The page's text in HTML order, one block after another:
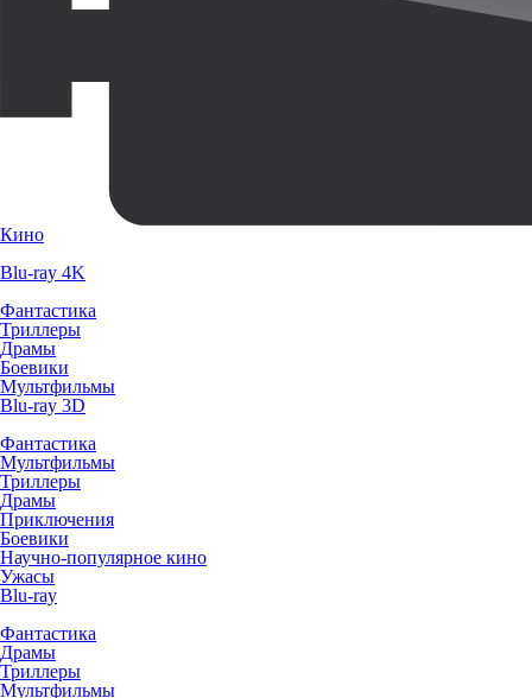
Кино
Blu-ray 4K
Фантастика
Триллеры
Драмы
Боевики
Мультфильмы
Blu-ray 3D
Фантастика
Мультфильмы
Триллеры
Драмы
Приключения
Боевики
Научно-популярное кино
Ужасы
Blu-ray
Фантастика
Драмы
Триллеры
Мультфильмы